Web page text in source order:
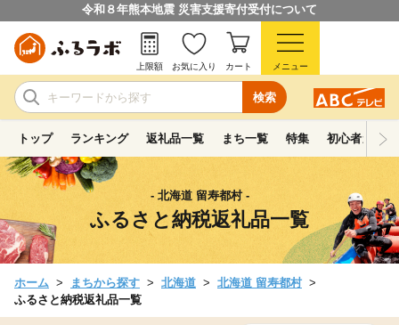
令和８年熊本地震 災害支援寄付受付について
検索
上限額 お気に入り カート メニュー
トップ ランキング 返礼品一覧 まち一覧 特集 初心者ガイド
- 北海道 留寿都村 -
ふるさと納税返礼品一覧
ホーム まちから探す 北海道
北海道 留寿都村
ふるさと納税返礼品一覧